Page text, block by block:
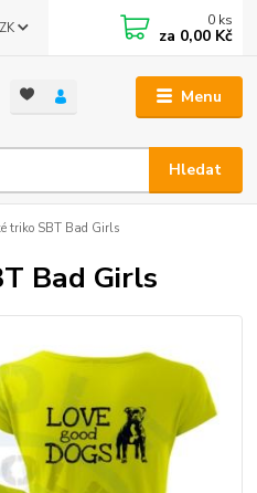
Menu
Hledat
0 ks
za 0,00 Kč
triko SBT Bad Girls
Bad Girls